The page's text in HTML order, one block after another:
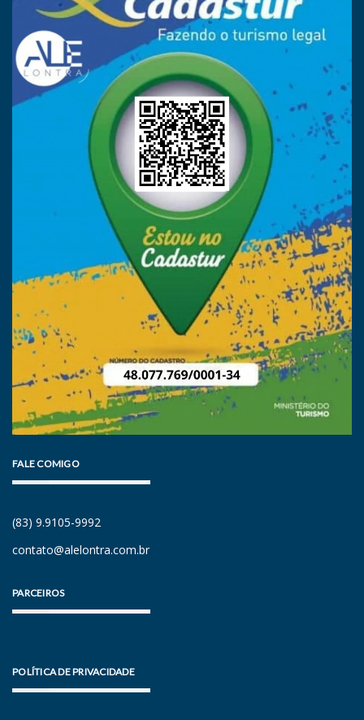
FALE COMIGO
(83) 9.9105-9992
contato@alelontra.com.br
PARCEIROS
POLÍTICA DE PRIVACIDADE